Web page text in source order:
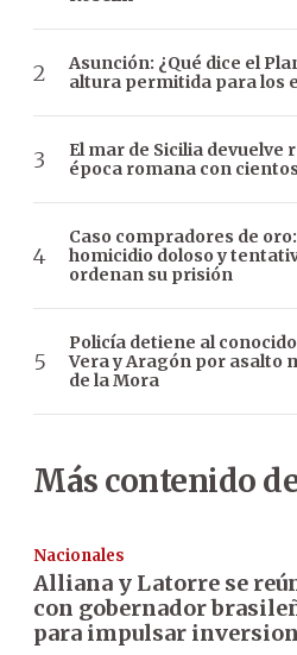
Asunción: ¿Qué dice el
altura permitida para los
El mar de Sicilia devuelve
época romana con
Caso compradores de
homicidio doloso y
ordenan su prisión
Policía detiene al
Vera y Aragón por asalto
de la Mora
Más contenido
Nacionales
Alliana y Latorre se
con gobernador
para impulsar